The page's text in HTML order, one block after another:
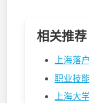
相关推荐
上海落
职业技
上海大